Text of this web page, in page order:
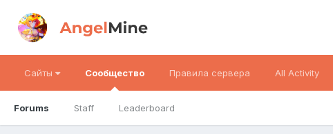
Сайты Сообщество
Forums Staff Leaderboard
Правила сервера All Activity